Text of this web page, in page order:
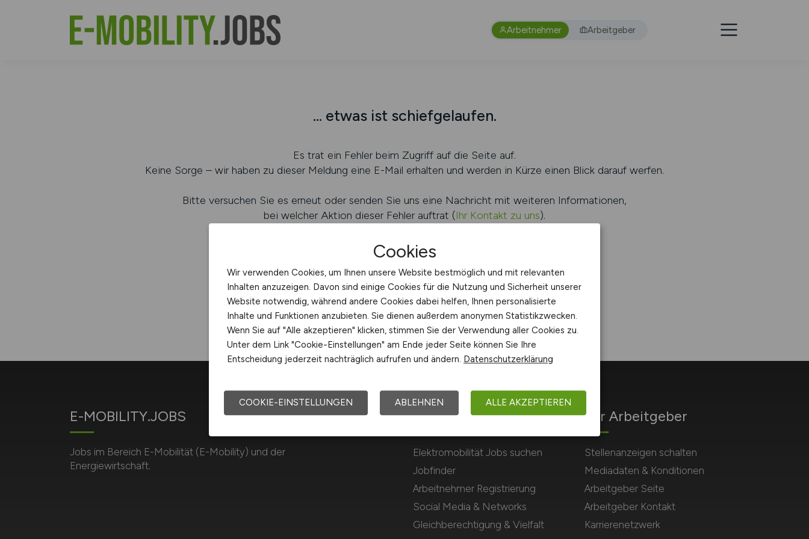
Arbeitnehmer Arbeitgeber
... etwas ist schiefgelaufen.
Es trat ein Fehler beim Zugriff auf die Seite auf.
Keine Sorge – wir haben zu dieser Meldung eine E-Mail erhalten und werden in Kürze einen Blick darauf werfen.
Bitte versuchen Sie es erneut oder senden Sie uns eine Nachricht mit weiteren Informationen,
bei welcher Aktion dieser Fehler auftrat (Ihr Kontakt zu uns).
E-MOBILITY.JOBS
Jobs im Bereich E-Mobilität (E-Mobility) und der
Energiewirtschaft.
Für Arbeitnehmer
Elektromobilität Jobs suchen
Jobfinder
Arbeitnehmer Registrierung
Social Media & Networks
Gleichberechtigung & Vielfalt
Für Arbeitgeber
Stellenanzeigen schalten
Mediadaten & Konditionen
Arbeitgeber Seite
Arbeitgeber Kontakt
Karrierenetzwerk
Cookies
Wir verwenden Cookies, um Ihnen unsere Website bestmöglich und mit relevanten
Inhalten anzuzeigen. Davon sind einige Cookies für die Nutzung und Sicherheit unserer
Website notwendig, während andere Cookies dabei helfen, Ihnen personalisierte
Inhalte und Funktionen anzubieten. Sie dienen außerdem anonymen Statistikzwecken.
Wenn Sie auf "Alle akzeptieren" klicken, stimmen Sie der Verwendung aller Cookies zu.
Unter dem Link "Cookie-Einstellungen" am Ende jeder Seite können Sie Ihre
Entscheidung jederzeit nachträglich aufrufen und ändern. Datenschutzerklärung
COOKIE-EINSTELLUNGEN ABLEHNEN ALLE AKZEPTIEREN